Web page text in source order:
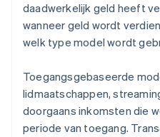
daadwerkelijk geld heeft
wanneer geld wordt
welk type model wordt
Toegangsgebaseerde
lidmaatschappen,
doorgaans inkomsten die
periode van toegang.